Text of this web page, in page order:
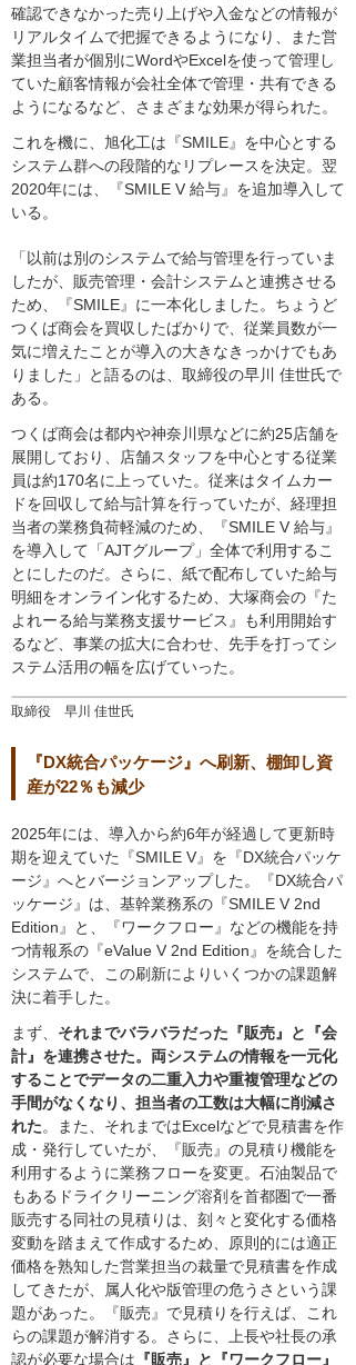
確認できなかった売り上げや入金などの情報が
リアルタイムで把握できるようになり、また営
業担当者が個別にWordやExcelを使って管理し
ていた顧客情報が会社全体で管理・共有できる
ようになるなど、さまざまな効果が得られた。
これを機に、旭化工は『SMILE』を中心とする
システム群への段階的なリプレースを決定。翌
2020年には、『SMILE V 給与』を追加導入して
いる。
取締役 早川 佳世氏
「以前は別のシステムで給与管理を行っていま
したが、販売管理・会計システムと連携させる
ため、『SMILE』に一本化しました。ちょうど
つくば商会を買収したばかりで、従業員数が一
気に増えたことが導入の大きなきっかけでもあ
りました」と語るのは、取締役の早川 佳世氏で
ある。
つくば商会は都内や神奈川県などに約25店舗を
展開しており、店舗スタッフを中心とする従業
員は約170名に上っていた。従来はタイムカー
ドを回収して給与計算を行っていたが、経理担
当者の業務負荷軽減のため、『SMILE V 給与』
を導入して「AJTグループ」全体で利用するこ
とにしたのだ。さらに、紙で配布していた給与
明細をオンライン化するため、大塚商会の『た
よれーる給与業務支援サービス』も利用開始す
るなど、事業の拡大に合わせ、先手を打ってシ
ステム活用の幅を広げていった。
『DX統合パッケージ』へ刷新、棚卸し資
産が22％も減少
2025年には、導入から約6年が経過して更新時
期を迎えていた『SMILE V』を『DX統合パッケ
ージ』へとバージョンアップした。『DX統合パ
ッケージ』は、基幹業務系の『SMILE V 2nd
Edition』と、『ワークフロー』などの機能を持
つ情報系の『eValue V 2nd Edition』を統合した
システムで、この刷新によりいくつかの課題解
決に着手した。
まず、 それまでバラバラだった『販売』と『会
計』を連携させた。両システムの情報を一元化
することでデータの二重入力や重複管理などの
手間がなくなり、担当者の工数は大幅に削減さ
れた。また、それまではExcelなどで見積書を作
成・発行していたが、『販売』の見積り機能を
利用するように業務フローを変更。石油製品で
もあるドライクリーニング溶剤を首都圏で一番
販売する同社の見積りは、刻々と変化する価格
変動を踏まえて作成するため、原則的には適正
価格を熟知した営業担当の裁量で見積書を作成
してきたが、属人化や版管理の危うさという課
題があった。『販売』で見積りを行えば、これ
らの課題が解消する。さらに、上長や社長の承
認が必要な場合は 『販売』と『ワークフロー』